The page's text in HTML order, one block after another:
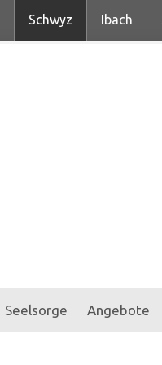
Schwyz Ibach
Seelsorge Angebote